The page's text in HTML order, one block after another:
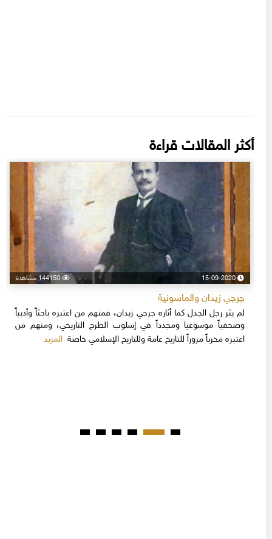
أكثر المقالات قراءة
15-09-2020 144150 مشاهدة
جرجي زيدان والماسونية
لم يثر رجل الجدل كما أثاره جرجي زيدان، فمنهم من اعتبره باحثاً وأديباً
وصحفياً موسوعيا ومجدداً في إسلوب الطرح التاريخي، ومنهم من
اعتبره مخرباً مزوراً للتاريخ عامة وللتاريخ الإسلامي خاصةالمزيد